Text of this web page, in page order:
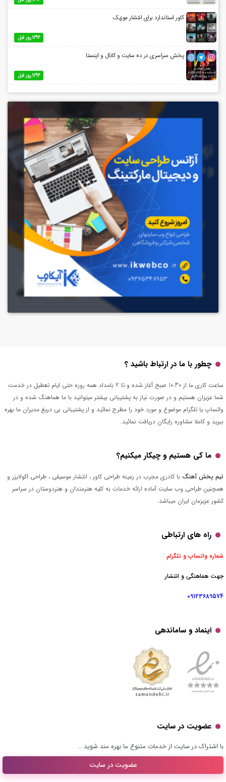
کاور استاندارد برای انتشار موزیک
1294 روز قبل
پخش سراسری در ده سایت و کانال و اینستا
1294 روز قبل
چطور با ما در ارتباط باشید ؟
ساعت کاری ما از 10.30 صبح آغاز شده و تا 2 بامداد همه روزه حتی ایام تعطیل در خدمت
شما عزیزان هستیم و در صورت نیاز به پشتیبانی بیشتر میتوانید با ما هماهنگ شده و در
واتساپ یا تلگرام موضوع و مورد خود را مطرح نمائید و از پشتیبانی بی دریغ مدیران ما بهره
ببرید و کاملا مشاوره رایگان دریافت نمائید.
ما کی هستیم و چیکار میکنیم؟
تیم پخش آهنگ با کادری مجرب در زمینه طراحی کاور ، انتشار موسیقی ، طراحی اکولایزر و
همچنین طراحی وب سایت آماده ارائه خدمات به کلیه هنرمندان و هنردوستان در سراسر
کشور عزیزمان ایران میباشد.
راه های ارتباطی
شماره واتساپ و تلگرام
جهت هماهنگی و انتشار
09123689574
اینماد و ساماندهی
عضویت در سایت
با اشتراک در سایت از خدمات متنوع ما بهره مند شوید …
عضویت در سایت